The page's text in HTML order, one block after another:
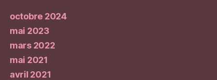
octobre 2024
mai 2023
mars 2022
mai 2021
avril 2021